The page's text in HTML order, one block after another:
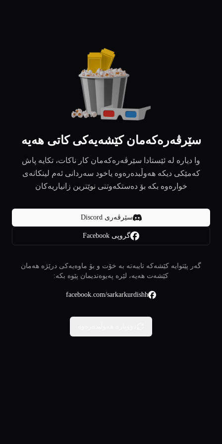
سێرڤەرەکەمان کێشەیەکی کاتی هەیە
وا دیارە لە ئێستادا سێرڤەرەکەمان کار ناکات، تکایە پاش
کەمێکی دیکە هەوڵبدەرەوە یاخود سەردانی ئەم لینکانەی
خوارەوە بکە بۆ دەستکەوتنی نوێترین زانیاریەکان
سێرڤەری Discord
گروپی Facebook
گەر پێتوایە کێشەکە تایبەتە بە خۆت و بۆ ماوەیەکی درێژە هەمان
کێشەت هەیە، لێرە پەیوەندیمان پێوە بکە:
facebook.com/sarkarkurdishh